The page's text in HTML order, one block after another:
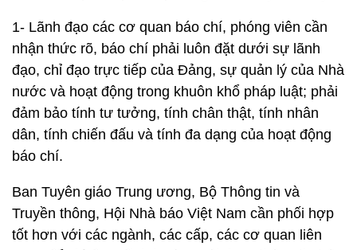
1- Lãnh đạo các cơ quan báo chí, phóng viên cần
nhận thức rõ, báo chí phải luôn đặt dưới sự lãnh
đạo, chỉ đạo trực tiếp của Đảng, sự quản lý của Nhà
nước và hoạt động trong khuôn khổ pháp luật; phải
đảm bảo tính tư tưởng, tính chân thật, tính nhân
dân, tính chiến đấu và tính đa dạng của hoạt động
báo chí.
Ban Tuyên giáo Trung ương, Bộ Thông tin và
Truyền thông, Hội Nhà báo Việt Nam cần phối hợp
tốt hơn với các ngành, các cấp, các cơ quan liên